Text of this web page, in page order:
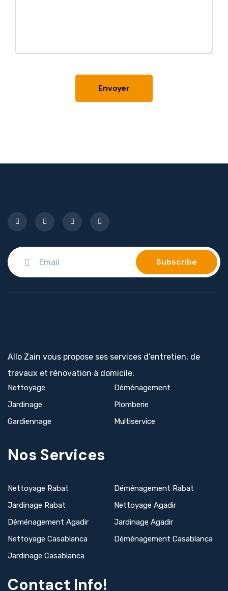
Allo Zain vous propose ses services d’entretien, de
travaux et rénovation à domicile.
Nettoyage
Déménagement
Jardinage
Plomberie
Gardiennage
Multiservice
Nos Services
Nettoyage Rabat
Déménagement Rabat
Jardinage Rabat
Nettoyage Agadir
Déménagement Agadir
Jardinage Agadir
Nettoyage Casablanca
Déménagement Casablanca
Jardinage Casablanca
Contact Info!